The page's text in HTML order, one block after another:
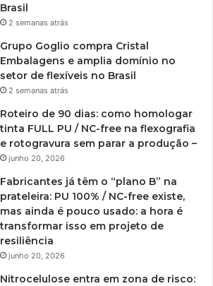
Brasil
2 semanas atrás
Grupo Goglio compra Cristal
Embalagens e amplia domínio no
setor de flexíveis no Brasil
2 semanas atrás
Roteiro de 90 dias: como homologar
tinta FULL PU / NC-free na flexografia
e rotogravura sem parar a produção –
junho 20, 2026
Fabricantes já têm o “plano B” na
prateleira: PU 100% / NC-free existe,
mas ainda é pouco usado: a hora é
transformar isso em projeto de
resiliência
junho 20, 2026
Nitrocelulose entra em zona de risco: